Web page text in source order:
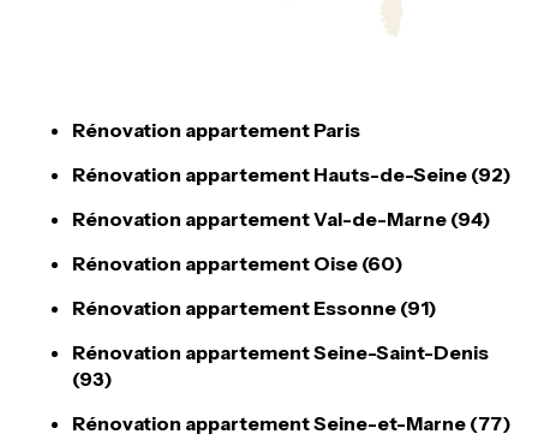
Rénovation appartement Paris
Rénovation appartement Hauts-de-Seine (92)
Rénovation appartement Val-de-Marne (94)
Rénovation appartement Oise (60)
Rénovation appartement Essonne (91)
Rénovation appartement Seine-Saint-Denis
(93)
Rénovation appartement Seine-et-Marne (77)